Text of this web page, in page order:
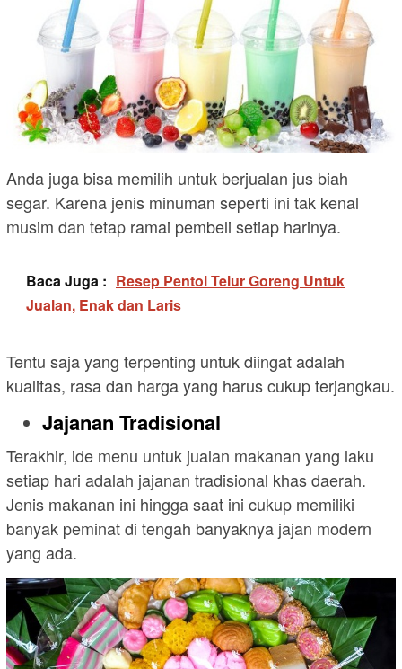
Anda juga bisa memilih untuk berjualan jus biah
segar. Karena jenis minuman seperti ini tak kenal
musim dan tetap ramai pembeli setiap harinya.
Baca Juga : Resep Pentol Telur Goreng Untuk
Jualan, Enak dan Laris
Tentu saja yang terpenting untuk diingat adalah
kualitas, rasa dan harga yang harus cukup terjangkau.
Jajanan Tradisional
Terakhir, ide menu untuk jualan makanan yang laku
setiap hari adalah jajanan tradisional khas daerah.
Jenis makanan ini hingga saat ini cukup memiliki
banyak peminat di tengah banyaknya jajan modern
yang ada.